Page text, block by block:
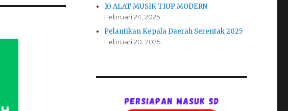
10 ALAT MUSIK TIUP MODERN
Februari 24, 2025
Pelantikan Kepala Daerah Serentak 2025
Februari 20, 2025